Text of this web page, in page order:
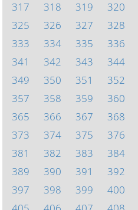
317
318 319 320
325
326 327 328
333
334 335 336
341
342 343 344
349
350 351 352
357
358 359 360
365
366 367 368
373
374 375 376
381
382 383 384
389
390 391 392
397
398 399 400